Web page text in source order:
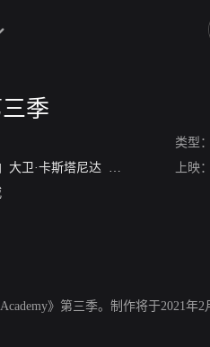
季
类型：
大卫·卡斯塔尼达 艾美·拉韦尔-兰普
上映：
》第三季。制作将于2021年2